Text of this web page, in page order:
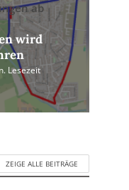
ab
wird
Lesezeit
ZEIGE ALLE BEITRÄGE